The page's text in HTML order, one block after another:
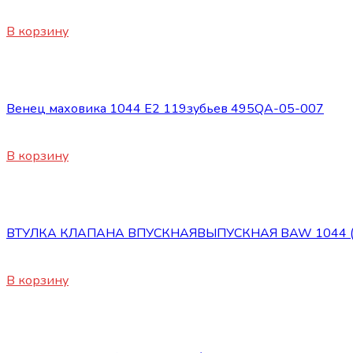
В корзину
Венец маховика 1044 Е2 119зубьев 495QA-05-007
В корзину
ВТУЛКА КЛАПАНА ВПУСКНАЯВЫПУСКНАЯ BAW 1044
В корзину